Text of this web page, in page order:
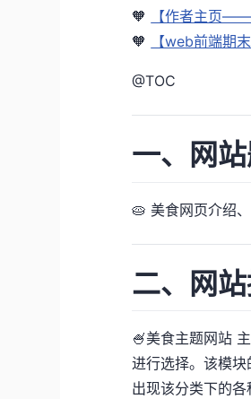
🧡
【作者主页
🧡
【web前端期
@TOC
一、网
🥧 美食网页介绍
二、网
🍧美食主题网站
进行选择。该模
出现该分类下的